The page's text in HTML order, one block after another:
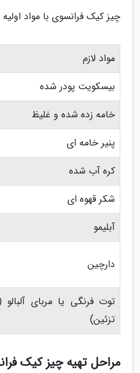
چیز کیک فرانسوی با مواد
مواد لازم
بیسکویت پودر شده
خامه زده شده و غلیظ
پنیر خامه ای
کره آب شده
شکر قهوه ای
آبلیمو
دارچین
توت فرنگی یا مربای آلبالو
تزئین)
مراحل تهیه چیز کیک